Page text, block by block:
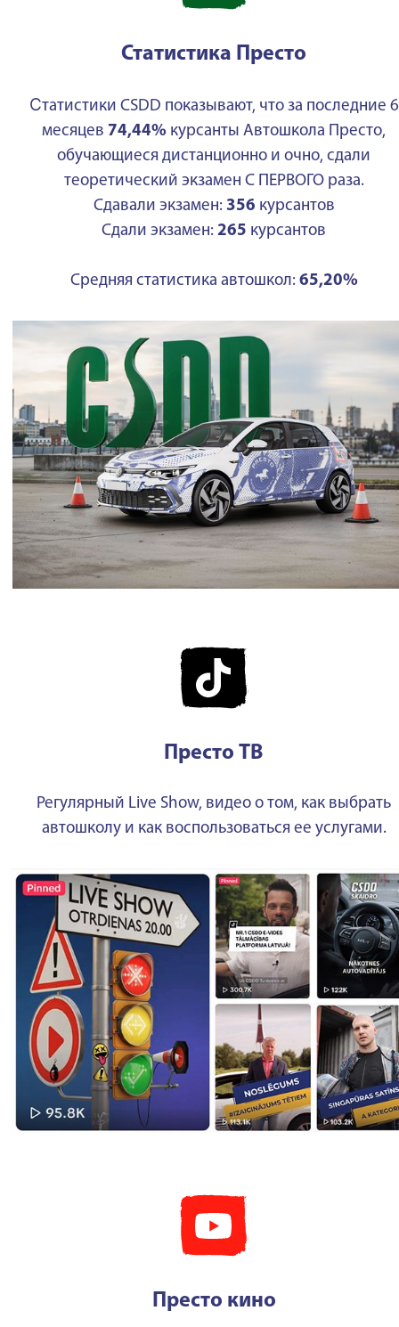
Статистика Престо
Статистики CSDD показывают, что за последние 6
месяцев 74,44% курсанты Автошкола Престо,
обучающиеся дистанционно и очно, сдали
теоретический экзамен С ПЕРВОГО раза.
Сдавали экзамен: 356 курсантов
Сдали экзамен: 265 курсантов
Средняя статистика автошкол: 65,20%
Престо ТВ
Регулярный Live Show, видео о том, как выбрать
автошколу и как воспользоваться ее услугами.
Престо кино